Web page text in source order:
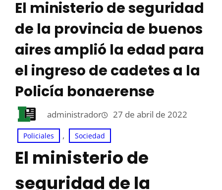
El ministerio de seguridad
de la provincia de buenos
aires amplió la edad para
el ingreso de cadetes a la
Policía bonaerense
administrador 27 de abril de 2022
Policiales , Sociedad
El ministerio de
seguridad de la